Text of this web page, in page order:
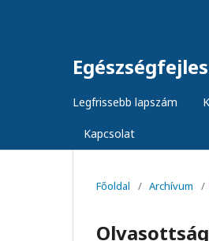
Legfrissebb lapszám
Kapcsolat
Főoldal / Archívum /